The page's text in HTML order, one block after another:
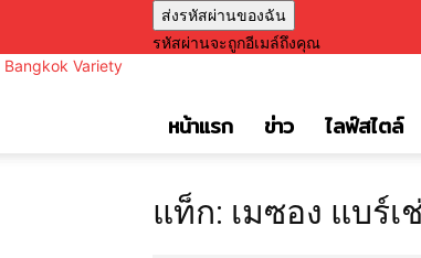
รหัสผ่านจะถูกอีเมล์ถึงคุณ
Bangkok Variety
หน้าแรก ข่าว ไลฟ์สไตล์
แท็ก: เมซอง แบร์เ